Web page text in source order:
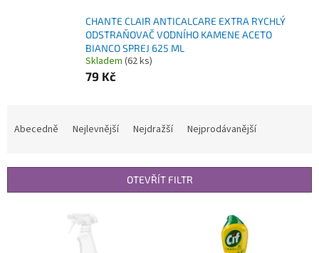
CHANTE CLAIR ANTICALCARE EXTRA RYCHLÝ
ODSTRAŇOVAČ VODNÍHO KAMENE ACETO
BIANCO SPREJ 625 ML
Skladem (62 ks)
79 Kč
í
Abecedně Nejlevnější Nejdražší Nejprodávanější
OTEVŘÍT FILTR